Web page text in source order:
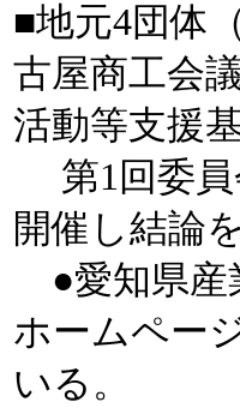
■地元4団体
古屋商工会
活動等支援
第1回委員
開催し結論
●愛知県産
ホームペー
いる。